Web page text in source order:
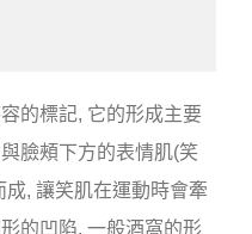
的標記, 它的形成主要
臉頰下方的表情肌(笑
, 讓笑肌在運動時會牽
的凹陷. 一般酒窩的形